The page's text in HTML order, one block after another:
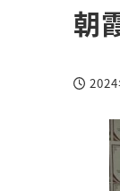
朝
投稿日
2024